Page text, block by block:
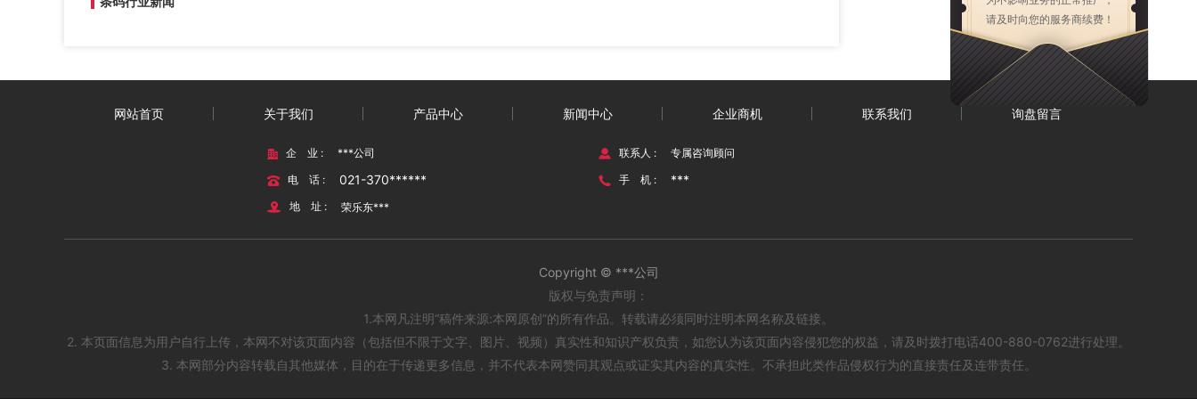
网站首页 关于我们 产品中心 新闻中心 企业商机 联系我们 询盘留言
企 业 : ***公司 联系人 :
专属咨询顾问
电 话 :
021-370****** 手 机 : ***
地 址 : 荣乐东***
Copyright © ***公司
版权与免责声明：
1.本网凡注明“稿件来源:本网原创”的所有作品。转载请必须同时注明本网名称及链接。
2. 本页面信息为用户自行上传，本网不对该页面内容（包括但不限于文字、图片、视频）真实性和知识产权负责，如您认为该页面内容侵犯您的权益，请及时拨打电话400-880-0762进行处理。
3. 本网部分内容转载自其他媒体，目的在于传递更多信息，并不代表本网赞同其观点或证实其内容的真实性。不承担此类作品侵权行为的直接责任及连带责任。
请及时向您的服务商续费！